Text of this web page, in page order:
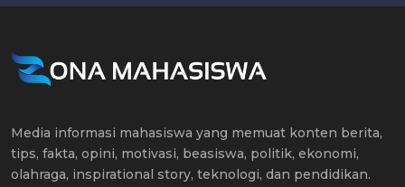
Media informasi mahasiswa yang memuat konten berita,
tips, fakta, opini, motivasi, beasiswa, politik, ekonomi,
olahraga, inspirational story, teknologi, dan pendidikan.